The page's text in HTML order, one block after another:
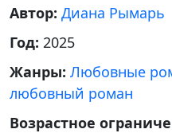
Автор: Диана Рымарь
Год: 2025
Жанры: Любовные
любовный роман
Возрастное